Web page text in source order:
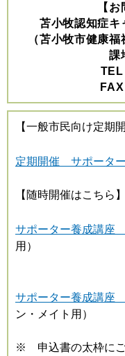
【
苫小牧認知症キ
（苫小牧市健康福
課
【一般市民向け定期
定期開催 サポータ
【随時開催はこちら】
サポーター養成講座
用）
サポーター養成講座
ン・メイト用）
※ 申込書の太枠にご